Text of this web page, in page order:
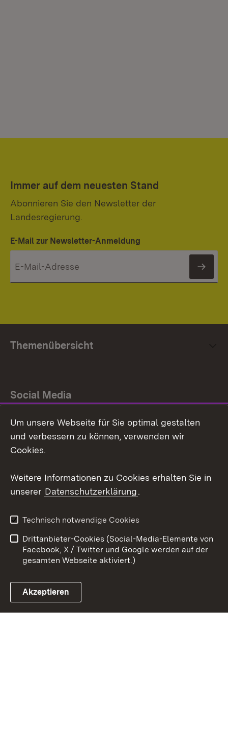
Immer auf dem neuesten Stand
Abonnieren Sie den Newsletter der
Landesregierung.
E-Mail zur Newsletter-Anmeldung
Themenübersicht
Social Media
Facebook
Link zum Landesportal
Barrierefreiheit
Kontakt
Cookies
Um unsere Webseite für Sie optimal gestalten
und verbessern zu können, verwenden wir
Cookies.
Weitere Informationen zu Cookies erhalten Sie in
unserer Datenschutzerklärung.
Technisch notwendige Cookies
Drittanbieter-Cookies (Social-Media-Elemente von
Facebook, X / Twitter und Google werden auf der
gesamten Webseite aktiviert.)
Akzeptieren